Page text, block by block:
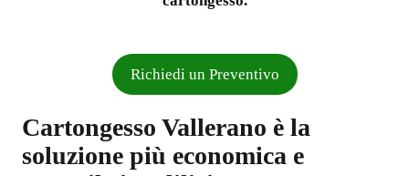
Richiedi un Preventivo
Cartongesso Vallerano è la
soluzione più economica e